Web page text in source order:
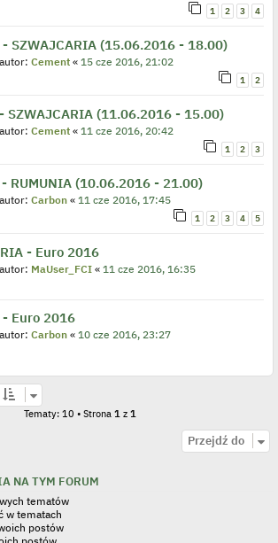
1 2 3 4
- SZWAJCARIA (15.06.2016 - 18.00)
Cement « 15 cze 2016, 21:02
1 2
SZWAJCARIA (11.06.2016 - 15.00)
Cement « 11 cze 2016, 20:42
1 2 3
- RUMUNIA (10.06.2016 - 21.00)
Carbon « 11 cze 2016, 17:45
1 2 3 4 5
- Euro 2016
MaUser_FCI « 11 cze 2016, 16:35
- Euro 2016
Carbon « 10 cze 2016, 23:27
Tematy: 10 • Strona 1z 1
Przejdź do
NA TYM FORUM
tematów
w tematach
postów